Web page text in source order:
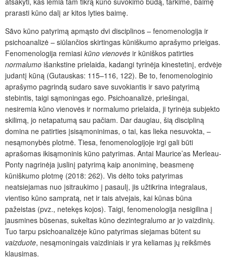
prarasti kūno dalį ar kitos lyties baimę.
Sãvo kūno patyrimą apmąsto dvi disciplinos – fenomenologija ir
psichoanalizė – siūlančios skirtingas kūniškumo aprašymo prieigas.
Fenomenologija remiasi kūno vienovės ir kūniškos patirties
normalumo išankstine prielaida, kadangi tyrinėja kinestetinį, erdvėje
judantį kūną (Gutauskas: 115–116, 122). Be to, fenomenologinio
aprašymo pagrindą sudaro save suvokiantis ir savo patyrimą
stebintis, taigi sąmoningas ego. Psichoanalizė, priešingai,
nesiremia kūno vienovės ir normalumo prielaida, ji tyrinėja subjekto
skilimą, jo netapatumą sau pačiam. Dar daugiau, šią discipliną
domina ne patirties įsisąmoninimas, o tai, kas lieka nesuvokta, –
nesąmonybės plotmė. Tiesa, fenomenologijoje irgi gali būti
aprašomas ikisąmoninis kūno patyrimas. Antai Maurice’as Merleau-
Ponty nagrinėja juslinį patyrimą kaip anoniminę, beasmenę
kūniškumo plotmę (2018: 262). Vis dėlto toks patyrimas
neatsiejamas nuo įsitraukimo į pasaulį, jis užtikrina integralaus,
vientiso kūno sampratą, net ir tais atvejais, kai kūnas būna
pažeistas (pvz., netekęs kojos). Taigi, fenomenologija nesigilina į
jausmines būsenas, sukeltas kūno dezintegralumo ar jo vaizdinių.
Tuo tarpu psichoanalizėje kūno patyrimas siejamas būtent su
vaizduote, nesąmoningais vaizdiniais ir yra keliamas jų reikšmės
klausimas.